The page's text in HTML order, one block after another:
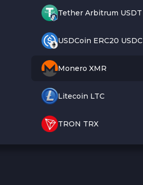
Tether Arbitrum USDT
USDCoin ERC20 USDC
Monero XMR
Litecoin LTC
TRON TRX